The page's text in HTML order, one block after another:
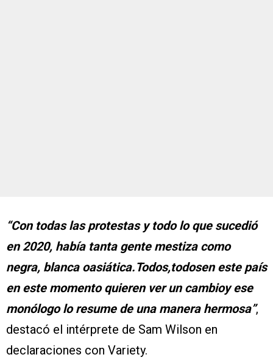
“Con todas las protestas y todo lo que sucedió
en 2020, había tanta gente mestiza como
negra, blanca oasiática.Todos,todosen este país
en este momento quieren ver un cambioy ese
monólogo lo resume de una manera hermosa”,
destacó el intérprete de Sam Wilson en
declaraciones con Variety.